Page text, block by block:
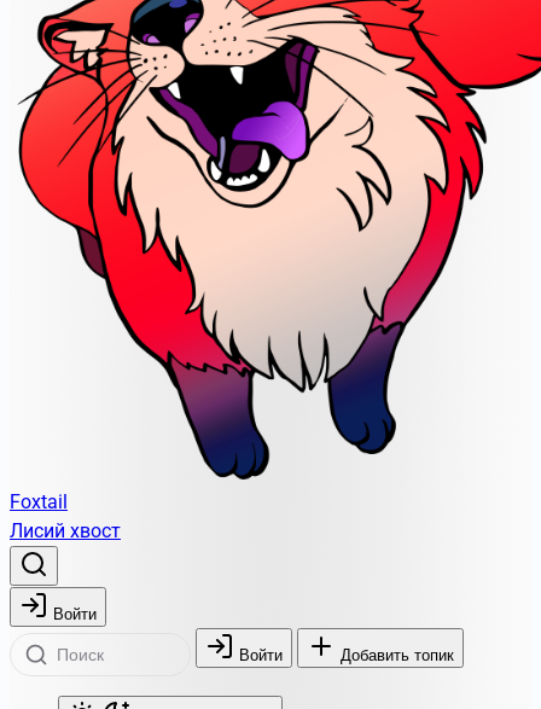
Foxtail
Лисий хвост
Войти
Войти Добавить топик